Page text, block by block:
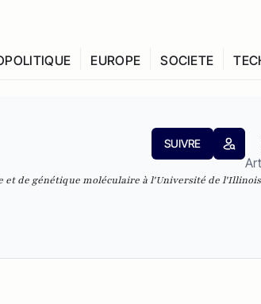
EUROPE SOCIETE
SUIVRE
et de génétique moléculaire à l'Université de